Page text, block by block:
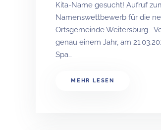
Kita-Name gesucht! Aufruf
Namenswettbewerb für die
Ortsgemeinde Weitersburg
genau einem Jahr, am
Spa…
MEHR LESEN